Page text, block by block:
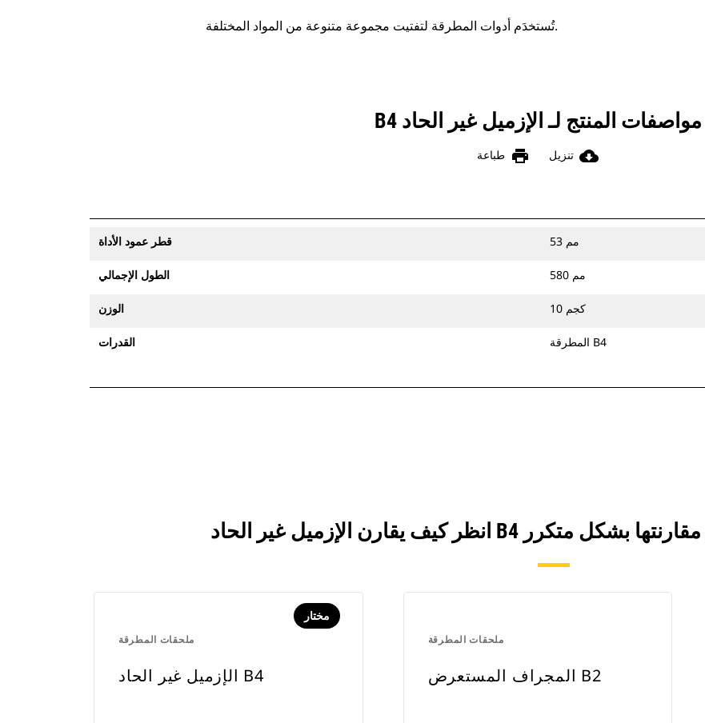
تُستخدَم أدوات المطرقة لتفتيت مجموعة متنوعة من المواد المختلفة.
مواصفات المنتج لـ الإزميل غير الحاد B4
cloud_download تنزيل print طباعة
قطر عمود الأداة 53 مم
الطول الإجمالي 580 مم
الوزن 10 كجم
القدرات المطرقة B4
ملحقات المطرقة
مختار
الإزميل غير الحاد B4
ملحقات المطرقة
المجراف المستعرض B2